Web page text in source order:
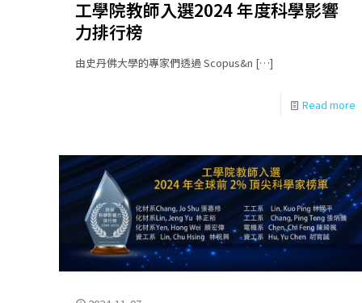
工學院教師入選2024 年度科學影響
力排行榜
由史丹佛大學的專家們透過 Scopus&n […]
Read more